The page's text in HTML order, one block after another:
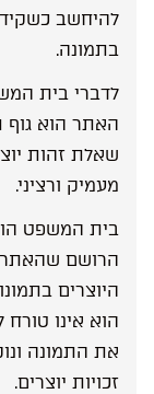
להיחשב
בתמונה.
לדברי בית
האתר הוא גוף
שאלת זהות
מעמיק ורציני.
בית המשפט
הרושם שהאתר
היוצרים
הוא אינו
את התמונה
זכויות יוצרים.